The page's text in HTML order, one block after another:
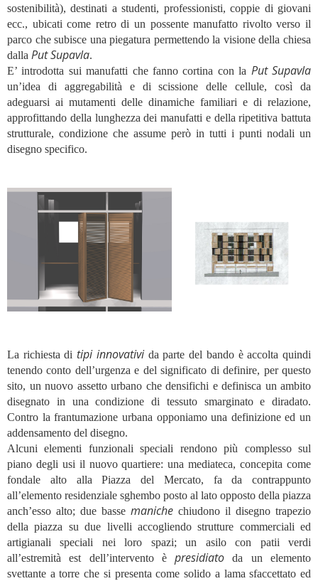
sostenibilità), destinati a studenti, professionisti, coppie di giovani
ecc., ubicati come retro di un possente manufatto rivolto verso il
parco che subisce una piegatura permettendo la visione della chiesa
dalla Put Supavla.
E’ introdotta sui manufatti che fanno cortina con la Put Supavla
un’idea di aggregabilità e di scissione delle cellule, così da
adeguarsi ai mutamenti delle dinamiche familiari e di relazione,
approfittando della lunghezza dei manufatti e della ripetitiva battuta
strutturale, condizione che assume però in tutti i punti nodali un
disegno specifico.
La richiesta di tipi innovativida parte del bando è accolta quindi
tenendo conto dell’urgenza e del significato di definire, per questo
sito, un nuovo assetto urbano che densifichi e definisca un ambito
disegnato in una condizione di tessuto smarginato e diradato.
Contro la frantumazione urbana opponiamo una definizione ed un
addensamento del disegno.
Alcuni elementi funzionali speciali rendono più complesso sul
piano degli usi il nuovo quartiere: una mediateca, concepita come
fondale alto alla Piazza del Mercato, fa da contrappunto
all’elemento residenziale sghembo posto al lato opposto della piazza
anch’esso alto; due basse maniche chiudono il disegno trapezio
della piazza su due livelli accogliendo strutture commerciali ed
artigianali speciali nei loro spazi; un asilo con patii verdi
all’estremità est dell’intervento èpresidiato da un elemento
svettante a torre che si presenta come solido a lama sfaccettato ed